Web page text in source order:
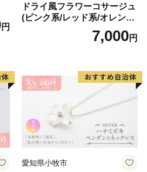
円
ドライ風フラワーコサージュ
(ピンク系/レッド系/オレンジ
系/ホワイト系/イエロー系/グ
リーン系/ブルー系）7,000円
愛知県小牧市